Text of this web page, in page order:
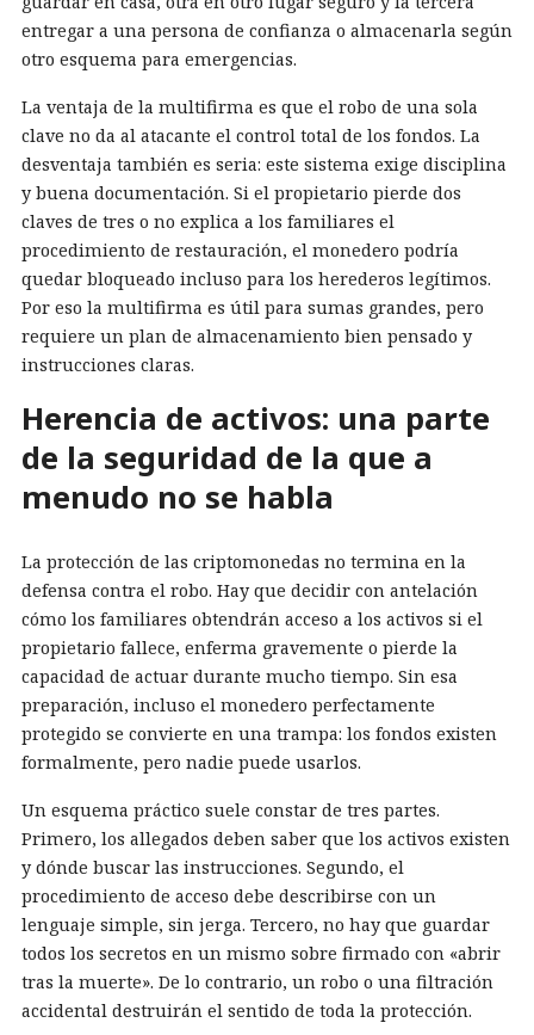
entregar a una persona de confianza o almacenarla según
otro esquema para emergencias.
La ventaja de la multifirma es que el robo de una sola
clave no da al atacante el control total de los fondos. La
desventaja también es seria: este sistema exige disciplina
y buena documentación. Si el propietario pierde dos
claves de tres o no explica a los familiares el
procedimiento de restauración, el monedero podría
quedar bloqueado incluso para los herederos legítimos.
Por eso la multifirma es útil para sumas grandes, pero
requiere un plan de almacenamiento bien pensado y
instrucciones claras.
Herencia de activos: una parte
de la seguridad de la que a
menudo no se habla
La protección de las criptomonedas no termina en la
defensa contra el robo. Hay que decidir con antelación
cómo los familiares obtendrán acceso a los activos si el
propietario fallece, enferma gravemente o pierde la
capacidad de actuar durante mucho tiempo. Sin esa
preparación, incluso el monedero perfectamente
protegido se convierte en una trampa: los fondos existen
formalmente, pero nadie puede usarlos.
Un esquema práctico suele constar de tres partes.
Primero, los allegados deben saber que los activos existen
y dónde buscar las instrucciones. Segundo, el
procedimiento de acceso debe describirse con un
lenguaje simple, sin jerga. Tercero, no hay que guardar
todos los secretos en un mismo sobre firmado con «abrir
tras la muerte». De lo contrario, un robo o una filtración
accidental destruirán el sentido de toda la protección.